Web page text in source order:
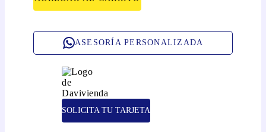
ASESORÍA PERSONALIZADA
SOLICITA TU TARJETA